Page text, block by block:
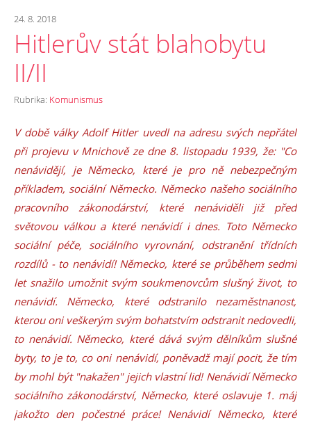
24. 8. 2018
Hitlerův stát blahobytu
II/II
Rubrika: Komunismus
V době války Adolf Hitler uvedl na adresu svých nepřátel
při projevu v Mnichově ze dne 8. listopadu 1939, že: "Co
nenávidějí, je Německo, které je pro ně nebezpečným
příkladem, sociální Německo. Německo našeho sociálního
pracovního zákonodárství, které nenáviděli již před
světovou válkou a které nenávidí i dnes. Toto Německo
sociální péče, sociálního vyrovnání, odstranění třídních
rozdílů - to nenávidí! Německo, které se průběhem sedmi
let snažilo umožnit svým soukmenovcům slušný život, to
nenávidí. Německo, které odstranilo nezaměstnanost,
kterou oni veškerým svým bohatstvím odstranit nedovedli,
to nenávidí. Německo, které dává svým dělníkům slušné
byty, to je to, co oni nenávidí, poněvadž mají pocit, že tím
by mohl být "nakažen" jejich vlastní lid! Nenávidí Německo
sociálního zákonodárství, Německo, které oslavuje 1. máj
jakožto den počestné práce! Nenávidí Německo, které